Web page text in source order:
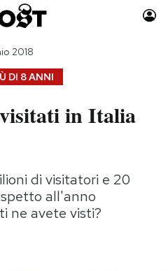
Auto
Moda
Storie/Idee
Ok Boomer!
Media
DI 8 ANNI
2018
in Italia
di visitatori e 20
all'anno
ne avete visti?